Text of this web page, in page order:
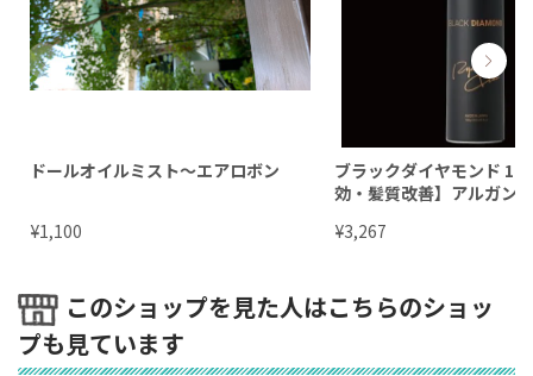
ドールオイルミスト〜エアロボン
¥1,100
ブラックダイヤモンド
効・髪質改善】アルガン
¥3,267
このショップを見た人はこちらのショッ
プも見ています